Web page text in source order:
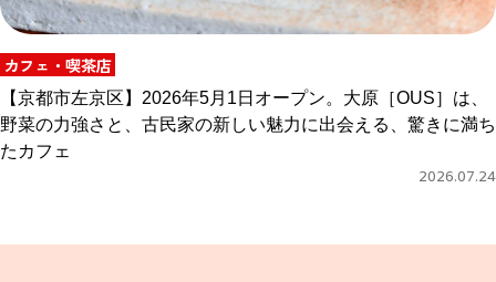
カフェ・喫茶店
【京都市左京区】2026年5月1日オープン。大原［OUS］は、
野菜の力強さと、古民家の新しい魅力に出会える、驚きに満ち
たカフェ
2026.07.24